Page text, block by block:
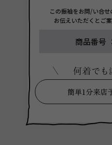
この振袖をお問/い合
お伝えいただくとご
商品番号
簡単1分来店